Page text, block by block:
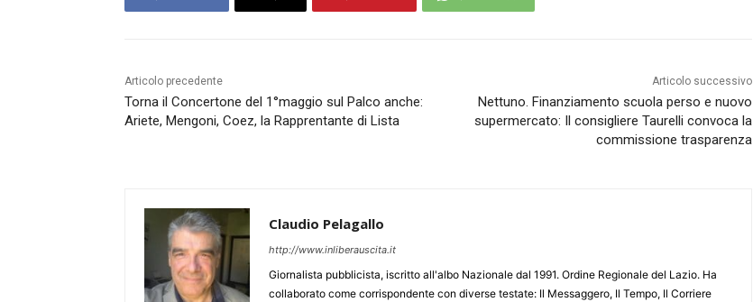
Articolo precedente
Torna il Concertone del 1°maggio sul Palco anche:
Ariete, Mengoni, Coez, la Rapprentante di Lista
Articolo successivo
Nettuno. Finanziamento scuola perso e nuovo
supermercato: Il consigliere Taurelli convoca la
commissione trasparenza
Claudio Pelagallo
http://www.inliberauscita.it
Giornalista pubblicista, iscritto all'albo Nazionale dal 1991. Ordine Regionale del Lazio. Ha
collaborato come corrispondente con diverse testate: Il Messaggero, Il Tempo, Il Corriere